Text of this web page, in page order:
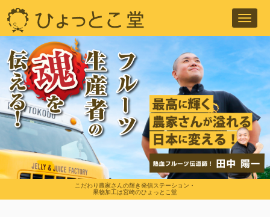
こだわり農家さんの輝き発信ステーション・
果物加工は宮崎のひょっとこ堂